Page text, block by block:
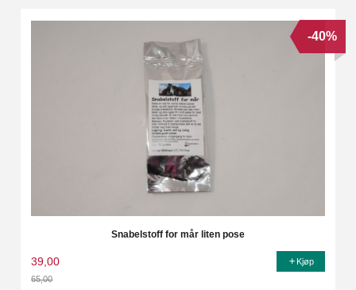
Snabelstoff for mår liten pose
39,00
65,00
-40%
Kjøp